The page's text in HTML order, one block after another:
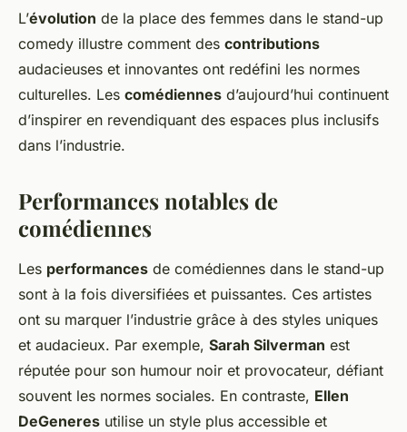
L’évolution de la place des femmes dans le stand-up
comedy illustre comment des contributions
audacieuses et innovantes ont redéfini les normes
culturelles. Les comédiennes d’aujourd’hui continuent
d’inspirer en revendiquant des espaces plus inclusifs
dans l’industrie.
Performances notables de
comédiennes
Les performances de comédiennes dans le stand-up
sont à la fois diversifiées et puissantes. Ces artistes
ont su marquer l’industrie grâce à des styles uniques
et audacieux. Par exemple, Sarah Silverman est
réputée pour son humour noir et provocateur, défiant
souvent les normes sociales. En contraste, Ellen
DeGeneres utilise un style plus accessible et